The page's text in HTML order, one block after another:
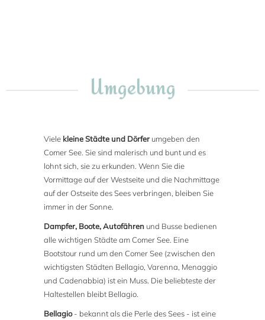
Umgebung
Viele kleine Städte und Dörferumgeben den
Comer See. Sie sind malerisch und bunt und es
lohnt sich, sie zu erkunden. Wenn Sie die
Vormittage auf der Westseite und die Nachmittage
auf der Ostseite des Sees verbringen, bleiben Sie
immer in der Sonne.
Dampfer, Boote, Autofähren und Busse bedienen
alle wichtigen Städte am Comer See. Eine
Bootstour rund um den Comer See (zwischen den
wichtigsten Städten Bellagio, Varenna, Menaggio
und Cadenabbia) ist ein Muss. Die beliebteste der
Haltestellen bleibt Bellagio.
Bellagio- bekannt als die Perle des Sees - ist eine